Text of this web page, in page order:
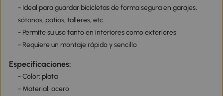
- Ideal para guardar bicicletas de forma segura en garajes,
sótanos, patios, talleres, etc.
- Permite su uso tanto en interiores como exteriores
- Requiere un montaje rápido y sencillo
Especificaciones:
- Color: plata
- Material: acero